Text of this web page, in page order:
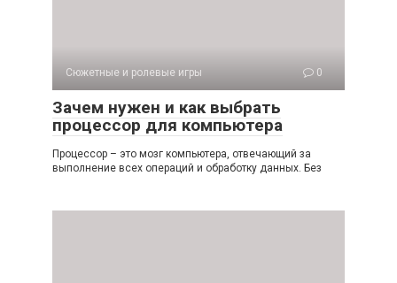
Сюжетные и ролевые игры 0
Зачем нужен и как выбрать
процессор для компьютера
Процессор – это мозг компьютера, отвечающий за
выполнение всех операций и обработку данных. Без